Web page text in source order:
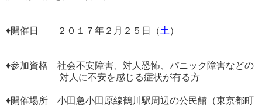
♦開催日 ２０１７年２月２５日（土 ）
♦参加資格 社会不安障害、対人恐怖、パニック障害などの
対人に不安を感じる症状が有る方
♦開催場所 小田急小田原線鶴川駅周辺の公民館（東京都町